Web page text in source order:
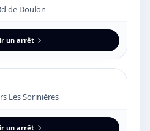
de Doulon
un arrêt
Les Sorinières
un arrêt